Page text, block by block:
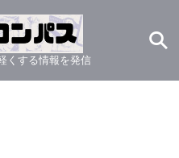
くする情報を発信